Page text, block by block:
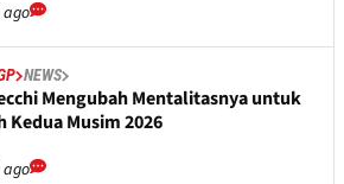
ago
NEWS
Mengubah Mentalitasnya untuk
Kedua Musim 2026
ago